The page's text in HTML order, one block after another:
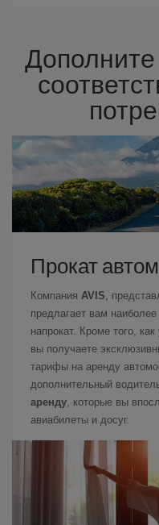
Дополните
Прокат
Компания AVIS,
предлагает вам
напрокат. Кроме того,
вы получаете
тарифы на аренду
дополнительный
аренду, которые вы
авиабилеты и досуг.